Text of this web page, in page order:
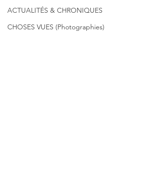
ACTUALITÉS & CHRONIQUES
CHOSES VUES (Photographies)